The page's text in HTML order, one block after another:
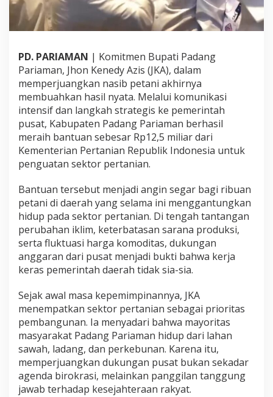
J
A
n
t
a
r
P
a
d
a
n
g
P
i
a
m
a
n
R
a
i
D
k
u
n
g
a
n
S
t
PD. PARIAMAN | Komitmen Bupati Padang
Pariaman, Jhon Kenedy Azis (JKA), dalam
memperjuangkan nasib petani akhirnya
membuahkan hasil nyata. Melalui komunikasi
intensif dan langkah strategis ke pemerintah
pusat, Kabupaten Padang Pariaman berhasil
meraih bantuan sebesar Rp12,5 miliar dari
Kementerian Pertanian Republik Indonesia untuk
penguatan sektor pertanian.
Bantuan tersebut menjadi angin segar bagi ribuan
petani di daerah yang selama ini menggantungkan
hidup pada sektor pertanian. Di tengah tantangan
perubahan iklim, keterbatasan sarana produksi,
serta fluktuasi harga komoditas, dukungan
anggaran dari pusat menjadi bukti bahwa kerja
keras pemerintah daerah tidak sia-sia.
Sejak awal masa kepemimpinannya, JKA
menempatkan sektor pertanian sebagai prioritas
pembangunan. Ia menyadari bahwa mayoritas
masyarakat Padang Pariaman hidup dari lahan
sawah, ladang, dan perkebunan. Karena itu,
memperjuangkan dukungan pusat bukan sekadar
agenda birokrasi, melainkan panggilan tanggung
jawab terhadap kesejahteraan rakyat.